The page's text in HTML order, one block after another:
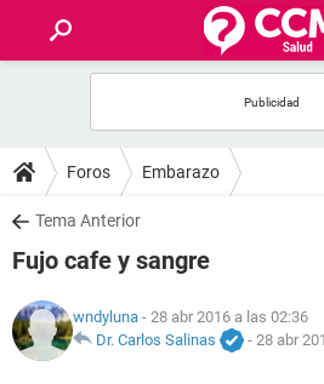
FOROS
SALUD
FAMILIA
NUTRICIÓN
Foros Embarazo
Tema Anterior
Fujo cafe y sangre
wndyluna - 28 abr 2016 a las 02:36
Dr. Carlos Salinas
- 28 abr